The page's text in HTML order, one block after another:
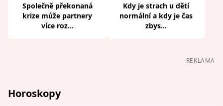
Společně překonaná
krize může partnery
více roz...
Kdy je strach u dětí
normální a kdy je čas
zbys...
REKLAMA
Horoskopy